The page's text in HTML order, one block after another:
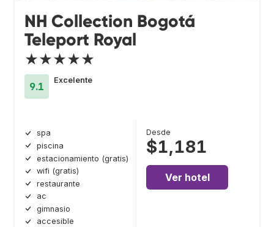
NH Collection Bogotá
Teleport Royal
★★★★★
9.1
Excelente
spa
piscina
estacionamiento (gratis)
wifi (gratis)
restaurante
ac
gimnasio
accesible
Desde
$1,181
Ver hotel